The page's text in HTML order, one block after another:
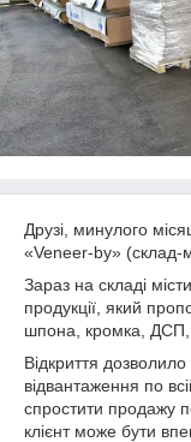
Друзі, минулого
«Veneer-by» (склад-
Зараз на складі
продукції, який
шпона, кромка, ДСП,
Відкриття
відвантаження по
спростити продажу
клієнт може бути